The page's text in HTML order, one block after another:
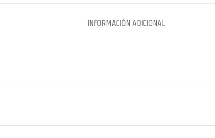
INFORMACIÓN ADICIONAL